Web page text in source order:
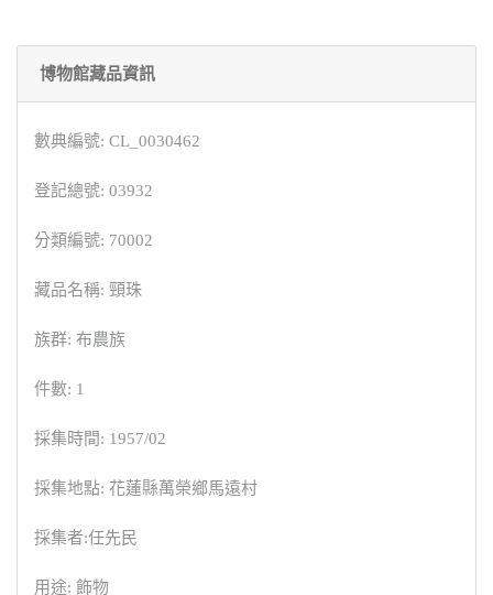
博物館藏品資訊
數典編號: CL_0030462
登記總號: 03932
分類編號: 70002
藏品名稱: 頸珠
族群: 布農族
件數: 1
採集時間: 1957/02
採集地點: 花蓮縣萬榮鄉馬遠村
採集者:任先民
用途: 飾物